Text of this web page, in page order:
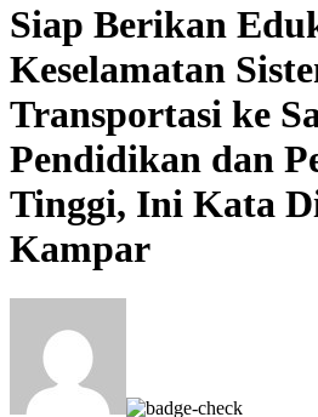
Siap Berikan
Keselamatan
Transportasi ke
Pendidikan dan
Tinggi, Ini Kata
Kampar